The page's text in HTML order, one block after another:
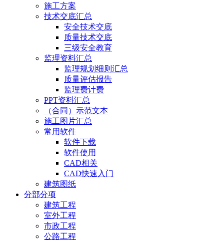
施工方案
技术交底汇总
安全技术交底
质量技术交底
三级安全教育
监理资料汇总
监理规划细则汇总
质量评估报告
监理费计费
PPT资料汇总
（合同）示范文本
施工图片汇总
常用软件
软件下载
软件使用
CAD相关
CAD快速入门
建筑图纸
分部分项
建筑工程
室外工程
市政工程
公路工程